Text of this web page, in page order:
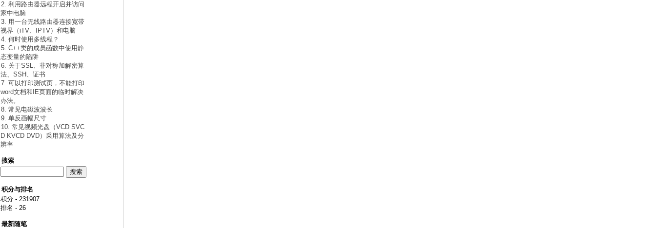
2. 利用路由器远程开启并访问
家中电脑
3. 用一台无线路由器连接宽带
视界（iTV、IPTV）和电脑
4. 何时使用多线程？
5. C++类的成员函数中使用静
态变量的陷阱
6. 关于SSL、非对称加解密算
法、SSH、证书
7. 可以打印测试页，不能打印
word文档和IE页面的临时解决
办法。
8. 常见电磁波波长
9. 单反画幅尺寸
10. 常见视频光盘（VCD SVC
D KVCD DVD）采用算法及分
辨率
搜索
积分与排名
积分 - 231907
排名 - 26
最新随笔